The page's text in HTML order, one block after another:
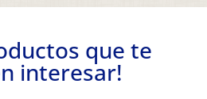
que te
interesar!